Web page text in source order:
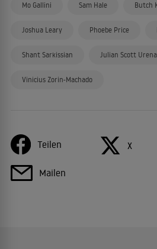
Mo Gallini Sam Hale Butch
Joshua Leary Phoebe Price
Shant Sarkissian Julian Scott Urena
Vinicius Zorin-Machado
Teilen X
Mailen